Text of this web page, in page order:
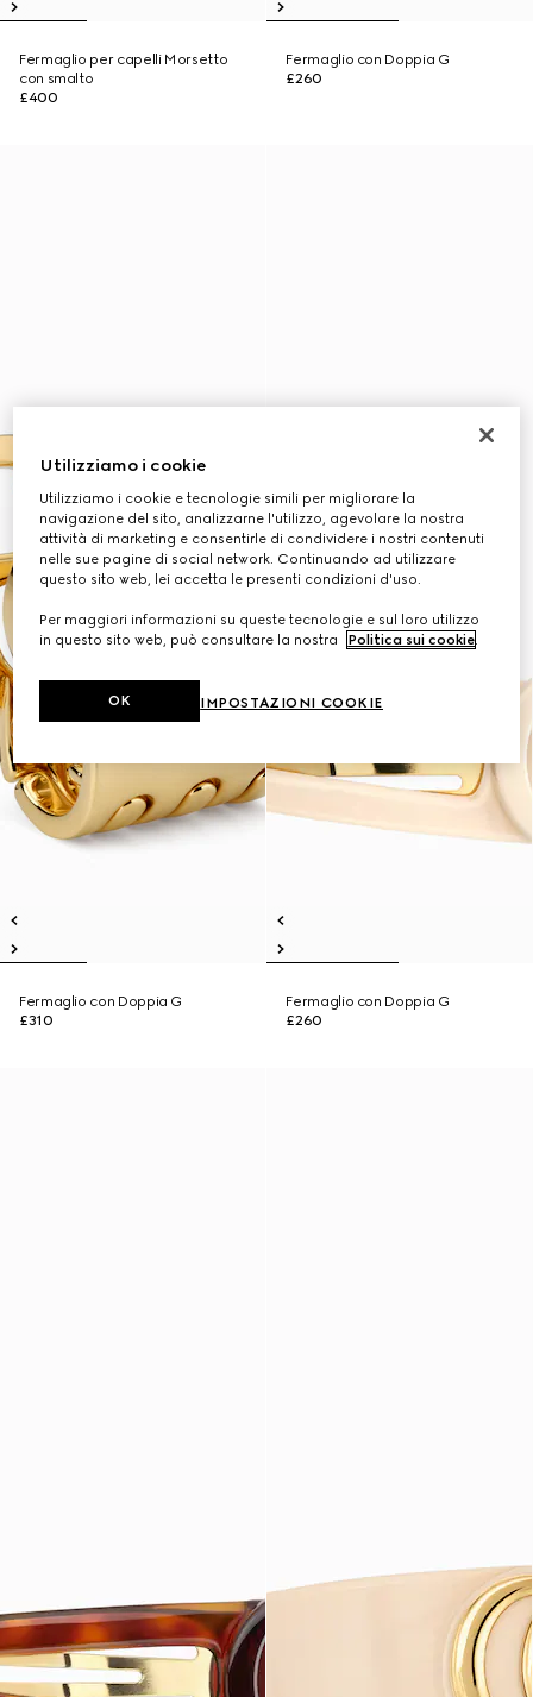
Fermaglio per capelli Morsetto
con smalto
£400
Fermaglio con Doppia G
£260
Fermaglio con Doppia G
£310
Fermaglio con Doppia G
£260
Utilizziamo i cookie
Utilizziamo i cookie e tecnologie simili per migliorare la
navigazione del sito, analizzarne l'utilizzo, agevolare la nostra
attività di marketing e consentirle di condividere i nostri contenuti
nelle sue pagine di social network. Continuando ad utilizzare
questo sito web, lei accetta le presenti condizioni d'uso.
Per maggiori informazioni su queste tecnologie e sul loro utilizzo
in questo sito web, può consultare la nostra
Politica sui cookie.
IMPOSTAZIONI COOKIE
OK